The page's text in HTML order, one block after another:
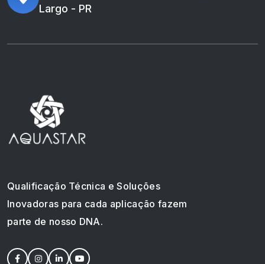
Largo - PR
Qualificação Técnica e Soluções
Inovadoras para cada aplicação fazem
parte de nosso DNA.